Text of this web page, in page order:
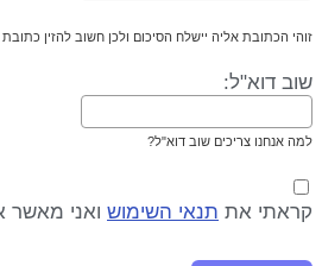
זוהי הכתובת אליה יישלח הסיכום ולכן חשוב להזין כתובת
שוב דוא"ל:
למה אנחנו צריכים שוב דוא"ל?
קראתי את תנאי השימוש ואני מאשר